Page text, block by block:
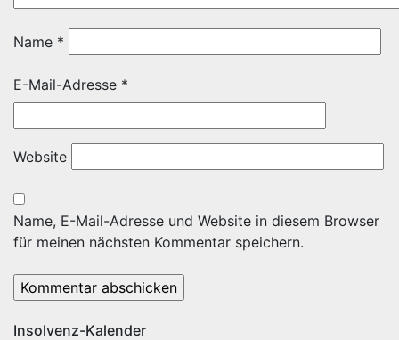
Name *
E-Mail-Adresse *
Website
Name, E-Mail-Adresse und Website in diesem Browser
für meinen nächsten Kommentar speichern.
Insolvenz-Kalender